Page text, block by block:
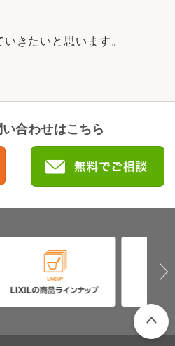
きたいと思います。
合わせはこちら